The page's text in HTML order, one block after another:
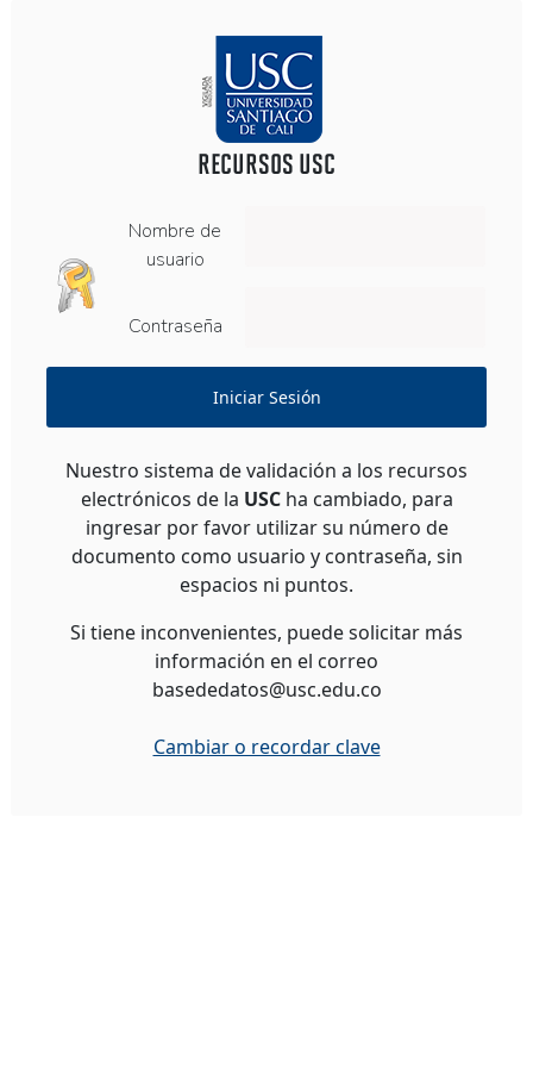
RECURSOS USC
Nombre de
usuario
Contraseña
Iniciar Sesión
Nuestro sistema de validación a los recursos
electrónicos de la USCha cambiado, para
ingresar por favor utilizar su número de
documento como usuario y contraseña, sin
espacios ni puntos.
Si tiene inconvenientes, puede solicitar más
información en el correo
basededatos@usc.edu.co
Cambiar o recordar clave